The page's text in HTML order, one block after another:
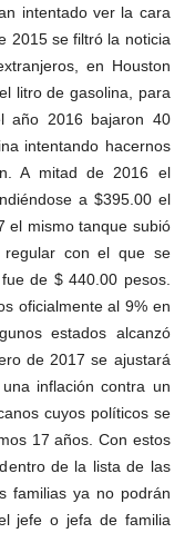
intentado ver la cara
2015 se filtró la noticia
en Houston
litro de gasolina, para
año 2016 bajaron 40
intentando hacernos
A mitad de 2016 el
a $395.00 el
el mismo tanque subió
con el que se
de $ 440.00 pesos.
oficialmente al 9% en
estados alcanzó
de 2017 se ajustará
inflación contra un
cuyos políticos se
17 años. Con estos
de la lista de las
familias ya no podrán
jefe o jefa de familia